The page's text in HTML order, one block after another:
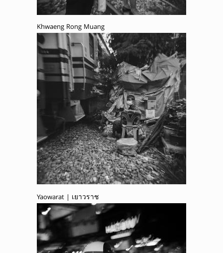
Khwaeng Rong Muang
Yaowarat | เยาวราช